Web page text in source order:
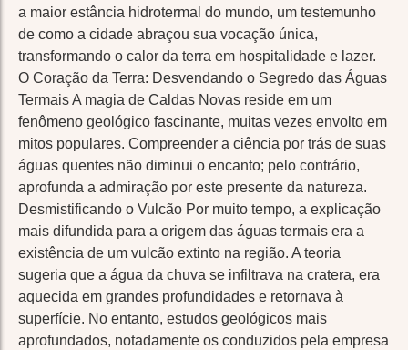
a maior estância hidrotermal do mundo, um testemunho
de como a cidade abraçou sua vocação única,
transformando o calor da terra em hospitalidade e lazer.
O Coração da Terra: Desvendando o Segredo das Águas
Termais A magia de Caldas Novas reside em um
fenômeno geológico fascinante, muitas vezes envolto em
mitos populares. Compreender a ciência por trás de suas
águas quentes não diminui o encanto; pelo contrário,
aprofunda a admiração por este presente da natureza.
Desmistificando o Vulcão Por muito tempo, a explicação
mais difundida para a origem das águas termais era a
existência de um vulcão extinto na região. A teoria
sugeria que a água da chuva se infiltrava na cratera, era
aquecida em grandes profundidades e retornava à
superfície. No entanto, estudos geológicos mais
aprofundados, notadamente os conduzidos pela empresa